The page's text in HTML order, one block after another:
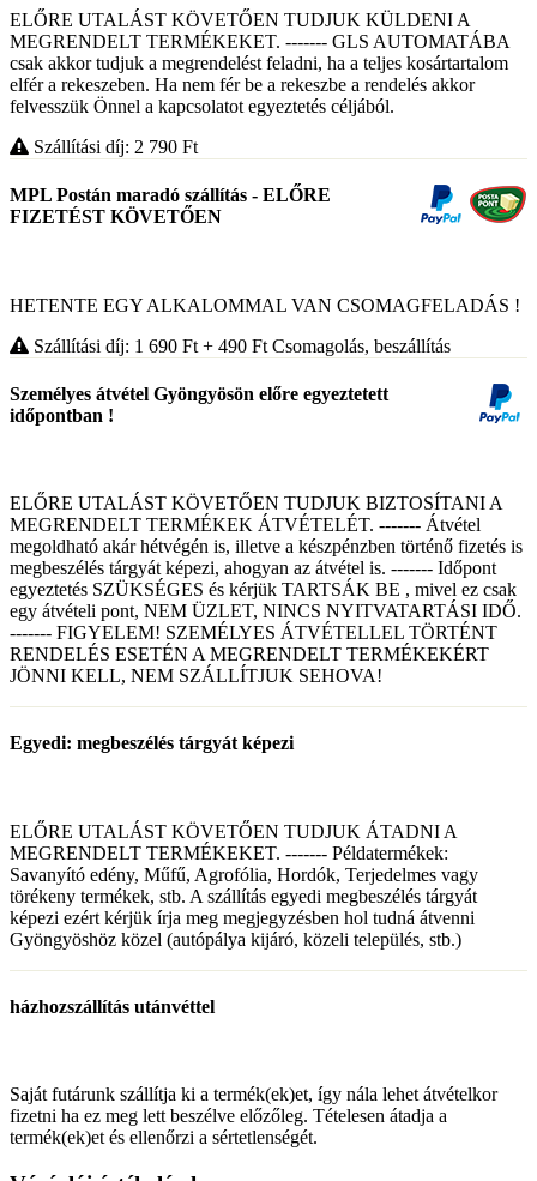
ELŐRE UTALÁST KÖVETŐEN TUDJUK KÜLDENI A
MEGRENDELT TERMÉKEKET. ------- GLS AUTOMATÁBA
csak akkor tudjuk a megrendelést feladni, ha a teljes kosártartalom
elfér a rekeszeben. Ha nem fér be a rekeszbe a rendelés akkor
felvesszük Önnel a kapcsolatot egyeztetés céljából.
Szállítási díj: 2 790 Ft
MPL Postán maradó szállítás - ELŐRE
FIZETÉST KÖVETŐEN
HETENTE EGY ALKALOMMAL VAN CSOMAGFELADÁS !
Szállítási díj: 1 690 Ft + 490 Ft Csomagolás, beszállítás
Személyes átvétel Gyöngyösön előre egyeztetett
időpontban !
ELŐRE UTALÁST KÖVETŐEN TUDJUK BIZTOSÍTANI A
MEGRENDELT TERMÉKEK ÁTVÉTELÉT. ------- Átvétel
megoldható akár hétvégén is, illetve a készpénzben történő fizetés is
megbeszélés tárgyát képezi, ahogyan az átvétel is. ------- Időpont
egyeztetés SZÜKSÉGES és kérjük TARTSÁK BE , mivel ez csak
egy átvételi pont, NEM ÜZLET, NINCS NYITVATARTÁSI IDŐ.
------- FIGYELEM! SZEMÉLYES ÁTVÉTELLEL TÖRTÉNT
RENDELÉS ESETÉN A MEGRENDELT TERMÉKEKÉRT
JÖNNI KELL, NEM SZÁLLÍTJUK SEHOVA!
Egyedi: megbeszélés tárgyát képezi
ELŐRE UTALÁST KÖVETŐEN TUDJUK ÁTADNI A
MEGRENDELT TERMÉKEKET. ------- Példatermékek:
Savanyító edény, Műfű, Agrofólia, Hordók, Terjedelmes vagy
törékeny termékek, stb. A szállítás egyedi megbeszélés tárgyát
képezi ezért kérjük írja meg megjegyzésben hol tudná átvenni
Gyöngyöshöz közel (autópálya kijáró, közeli település, stb.)
házhozszállítás utánvéttel
Saját futárunk szállítja ki a termék(ek)et, így nála lehet átvételkor
fizetni ha ez meg lett beszélve előzőleg. Tételesen átadja a
termék(ek)et és ellenőrzi a sértetlenségét.